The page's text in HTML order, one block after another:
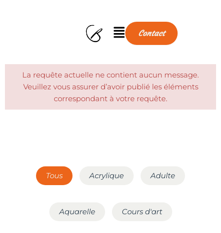
Menu Contact
La requête actuelle ne contient aucun message.
Veuillez vous assurer d’avoir publié les éléments
correspondant à votre requête.
Tous Acrylique Adulte
Aquarelle Cours d'art